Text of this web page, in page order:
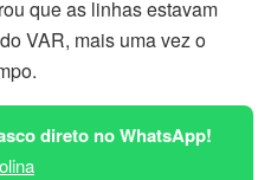
que as linhas estavam
VAR, mais uma vez o
direto no WhatsApp!